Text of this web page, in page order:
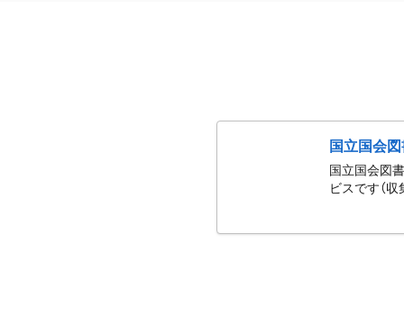
国立国会
国立国会図
ビスです（